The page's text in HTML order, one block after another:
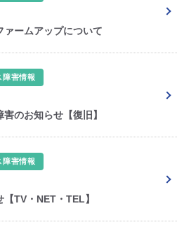
ームアップについて
障害情報
のお知らせ【復旧】
障害情報
TV・NET・TEL】